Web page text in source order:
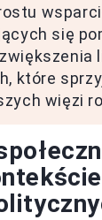
się
które
więzi